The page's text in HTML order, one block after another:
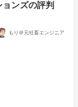
ンズの評判
もり＠元社畜エンジニア